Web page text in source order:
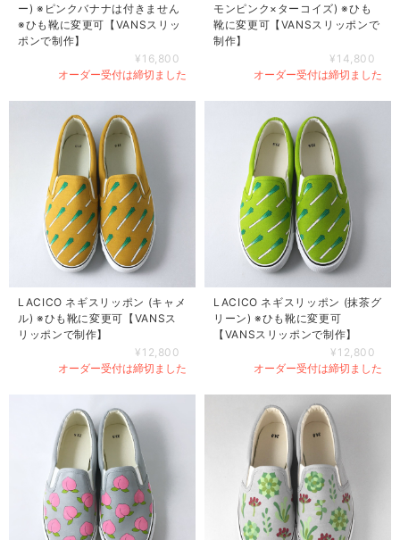
ー) ※ピンクバナナは付きません
※ひも靴に変更可【VANSスリッ
ポンで制作】
¥16,800
オーダー受付は締切ました
モンピンク×ターコイズ) ※ひも
靴に変更可【VANSスリッポンで
制作】
¥14,800
オーダー受付は締切ました
LACICO ネギスリッポン (キャメ
ル) ※ひも靴に変更可【VANSス
リッポンで制作】
¥12,800
オーダー受付は締切ました
LACICO ネギスリッポン (抹茶グ
リーン) ※ひも靴に変更可
【VANSスリッポンで制作】
¥12,800
オーダー受付は締切ました